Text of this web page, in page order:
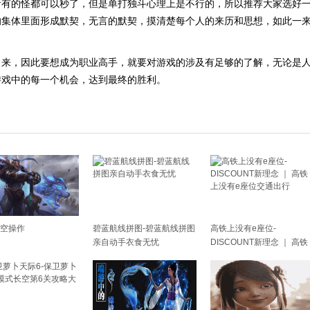
的怪都可以秒了，但是单打独斗心理上是不行的，所以推荐大家选好
体里面形成默契，无言的默契，摸清楚每个人的来历和思想，如此一
，因此要想成为职业高手，就要对游戏的涉及有足够的了解，无论是人
中的每一个机会，达到最终的胜利。
操作
碧蓝航线拼图-碧蓝航线拼图
亲自动手衣食无忧
高铁上没有e座位-
DISCOUNT新理念 ｜ 高铁